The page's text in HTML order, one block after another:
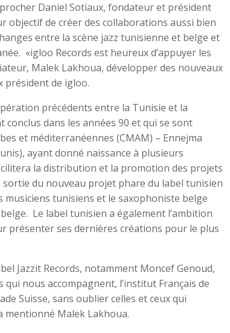
Daniel Sotiaux, fondateur et président
objectif de créer des collaborations aussi bien
entre la scène jazz tunisienne et belge et
«igloo Records est heureux d’appuyer les
Malek Lakhoua, développer des nouveaux
président de igloo.
précédents entre la Tunisie et la
dans les années 90 et qui se sont
et méditerranéennes (CMAM) – Ennejma
ayant donné naissance à plusieurs
la distribution et la promotion des projets
sortie du nouveau projet phare du label tunisien
tunisiens et le saxophoniste belge
Le label tunisien a également l’ambition
présenter ses dernières créations pour le plus
Jazzit Records, notamment Moncef Genoud,
nous accompagnent, l’institut Français de
Suisse, sans oublier celles et ceux qui
mentionné Malek Lakhoua.